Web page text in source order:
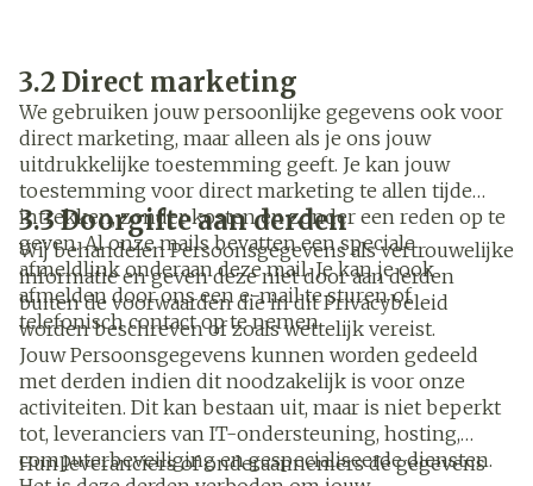
3.2 Direct marketing
We gebruiken jouw persoonlijke gegevens ook voor
direct marketing, maar alleen als je ons jouw
uitdrukkelijke toestemming geeft. Je kan jouw
toestemming voor direct marketing te allen tijde
intrekken, zonder kosten en zonder een reden op te
geven. Al onze mails bevatten een speciale
afmeldlink onderaan deze mail. Je kan je ook
afmelden door ons een e-mail te sturen of
telefonisch contact op te nemen.
3.3 Doorgifte aan derden
Wij behandelen Persoonsgegevens als vertrouwelijke
informatie en geven deze niet door aan derden
buiten de voorwaarden die in dit Privacybeleid
worden beschreven of zoals wettelijk vereist.
Jouw Persoonsgegevens kunnen worden gedeeld
met derden indien dit noodzakelijk is voor onze
activiteiten. Dit kan bestaan uit, maar is niet beperkt
tot, leveranciers van IT-ondersteuning, hosting,
computerbeveiliging en gespecialiseerde diensten.
Hun leveranciers of onderaannemers de gegevens